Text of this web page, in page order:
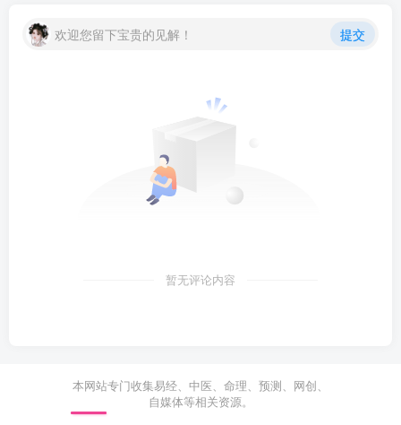
欢迎您留下宝贵的见解！ 提交
暂无评论内容
本网站专门收集易经、中医、命理、预测、网创、
自媒体等相关资源。